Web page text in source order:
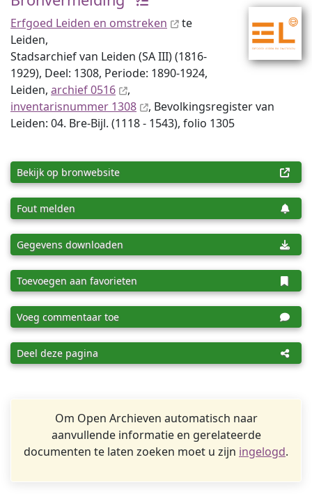
Erfgoed Leiden en omstreken
te
Leiden,
Stadsarchief van Leiden (SA III) (1816-
1929), Deel: 1308, Periode: 1890-1924,
Leiden, archief 0516
,
inventaris­num­mer 1308
, Bevolkingsregister van
Leiden: 04. Bre-Bijl. (1118 - 1543), folio 1305
Bekijk op bronwebsite
Fout melden
Gegevens downloaden
Toevoegen aan favorieten
Voeg commentaar toe
Deel deze pagina
Om Open Archieven automatisch naar
aanvullende informatie en gerelateerde
documenten te laten zoeken moet u zijn ingelogd.